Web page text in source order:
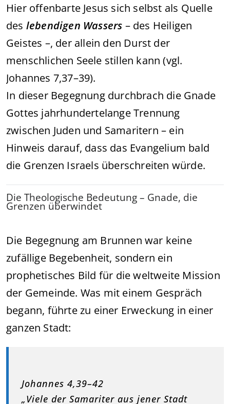
Hier offenbarte Jesus sich selbst als Quelle
des lebendigen Wassers – des Heiligen
Geistes –, der allein den Durst der
menschlichen Seele stillen kann (vgl.
Johannes 7,37–39).
In dieser Begegnung durchbrach die Gnade
Gottes jahrhundertelange Trennung
zwischen Juden und Samaritern – ein
Hinweis darauf, dass das Evangelium bald
die Grenzen Israels überschreiten würde.
Die Theologische Bedeutung – Gnade, die
Grenzen überwindet
Die Begegnung am Brunnen war keine
zufällige Begebenheit, sondern ein
prophetisches Bild für die weltweite Mission
der Gemeinde. Was mit einem Gespräch
begann, führte zu einer Erweckung in einer
ganzen Stadt:
Johannes 4,39–42
„Viele der Samariter aus jener Stadt